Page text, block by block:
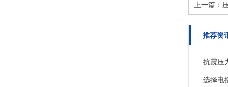
上一篇：
推荐资
抗震压
选择电